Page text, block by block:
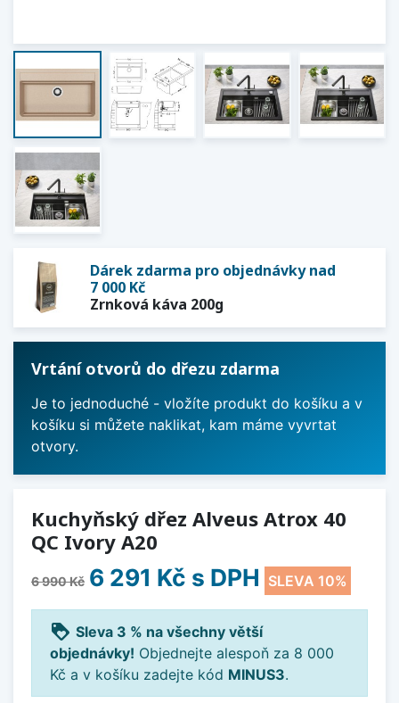
Dárek zdarma pro objednávky nad
7 000 Kč
Zrnková káva 200g
Vrtání otvorů do dřezu zdarma
Je to jednoduché - vložíte produkt do košíku a v
košíku si můžete naklikat, kam máme vyvrtat
otvory.
Kuchyňský dřez Alveus Atrox 40
QC Ivory A20
6 990 Kč 6 291 Kč s DPH SLEVA 10%
loyalty Sleva 3 % na všechny větší
objednávky! Objednejte alespoň za 8 000
Kč a v košíku zadejte kód MINUS3.